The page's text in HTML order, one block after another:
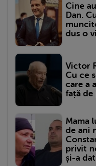
Cine
Dan.
dus o
Victor
Cu ce
care a
față
Mama
de ani
privit
și-a